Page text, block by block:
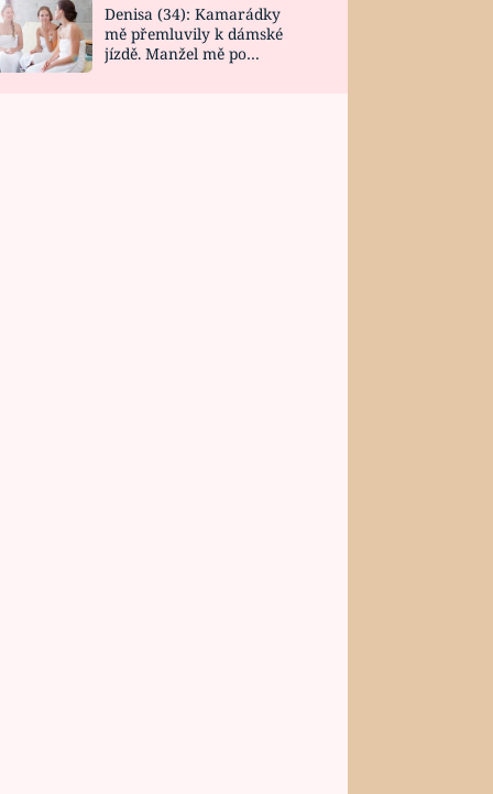
Denisa (34): Kamarádky
mě přemluvily k dámské
jízdě. Manžel mě po